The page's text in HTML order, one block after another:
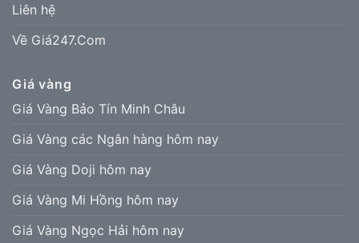
Liên hệ
Về Giá247.Com
Giá vàng
Giá Vàng Bảo Tín Minh Châu
Giá Vàng các Ngân hàng hôm nay
Giá Vàng Doji hôm nay
Giá Vàng Mi Hồng hôm nay
Giá Vàng Ngọc Hải hôm nay